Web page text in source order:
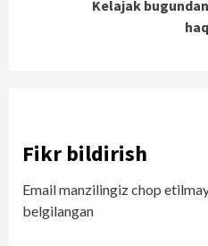
Reading
Kelajak
Fikr bildirish
Email manzilingiz chop
belgilangan